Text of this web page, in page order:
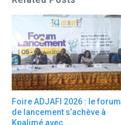
Foire ADJAFI 2026 : le forum
de lancement s’achève à
Kpalimé avec ...